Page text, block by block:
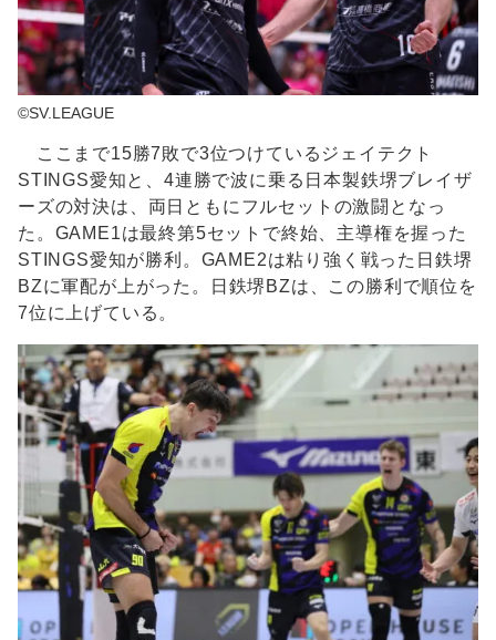
©SV.LEAGUE
ここまで15勝7敗で3位つけているジェイテクト
STINGS愛知と、4連勝で波に乗る日本製鉄堺ブレイザ
ーズの対決は、両日ともにフルセットの激闘となっ
た。GAME1は最終第5セットで終始、主導権を握った
STINGS愛知が勝利。GAME2は粘り強く戦った日鉄堺
BZに軍配が上がった。日鉄堺BZは、この勝利で順位を
7位に上げている。